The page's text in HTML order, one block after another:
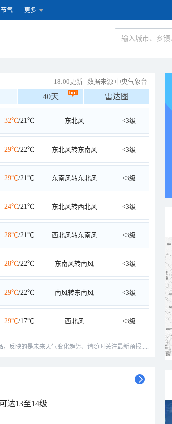
节气 更多
18:00更新 | 数据来源 中央气象台
40天 雷达图
32℃/21℃ 东北风 <3级
29℃/22℃ 东北风转东南风 <3级
29℃/21℃ 东南风转东北风 <3级
24℃/21℃ 东北风转西北风 <3级
28℃/21℃ 西北风转东南风 <3级
28℃/22℃ 东南风转南风 <3级
29℃/22℃ 南风转东南风 <3级
29℃/17℃ 西北风 <3级
，反映的是未来天气变化趋势、请随时关注最新预报.....
达13至14级